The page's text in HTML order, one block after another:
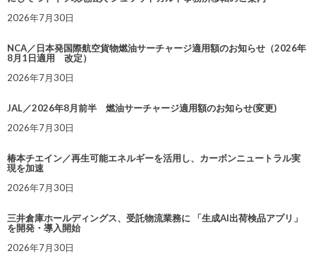
2026年7月30日
NCA／日本発国際航空貨物燃油サーチャージ適用額のお知らせ（2026年
8月1日適用 改定）
2026年7月30日
JAL／2026年8月前半 燃油サーチャージ適用額のお知らせ(変更)
2026年7月30日
椿本チエイン／再生可能エネルギーを活用し、カーボンニュートラル実
現を加速
2026年7月30日
三井倉庫ホールディングス、受託物流業務に 「生成AI出荷検品アプリ」
を開発・導入開始
2026年7月30日